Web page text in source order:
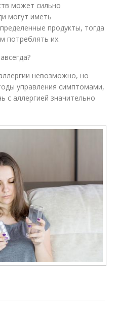
может сильно
могут иметь
продукты, тогда
потреблять их.
невозможно, но
управления симптомами,
с аллергией значительно